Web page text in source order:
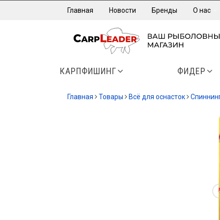
Главная Новости Бренды О нас
КАРПФИШИНГ ФИДЕР
Главная Товары Всё для оснасток